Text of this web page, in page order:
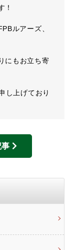
！
ルアーズ、
にもお立ち寄
し上げており
事